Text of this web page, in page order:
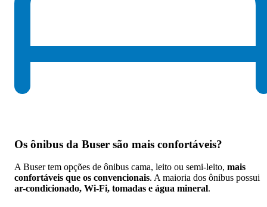
Os ônibus da Buser são mais confortáveis?
A Buser tem opções de ônibus cama, leito ou semi-leito, mais
confortáveis que os convencionais. A maioria dos ônibus possui
ar-condicionado, Wi-Fi, tomadas e água mineral.